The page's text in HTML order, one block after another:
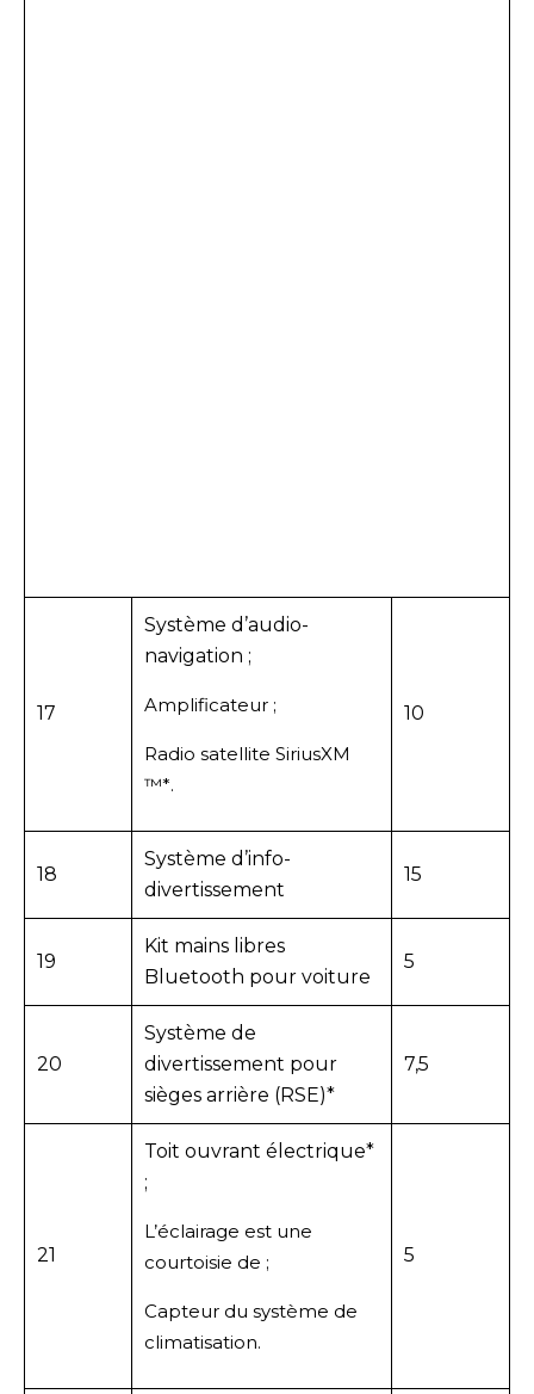
17
Système d’audio-
navigation ;
Amplificateur ;
Radio satellite SiriusXM
™*.
10
18
Système d’info-
divertissement
15
19
Kit mains libres
Bluetooth pour voiture
5
20
Système de
divertissement pour
sièges arrière (RSE)*
7,5
21
Toit ouvrant électrique*
;
L’éclairage est une
courtoisie de ;
Capteur du système de
climatisation.
5